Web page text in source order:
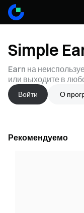
Simple
Earn на
или выходите в
Войти О
Рекомендуемо